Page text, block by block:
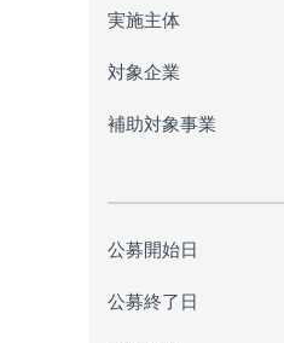
実施主体
対象企業
補助対象事業
公募開始日
公募終了日